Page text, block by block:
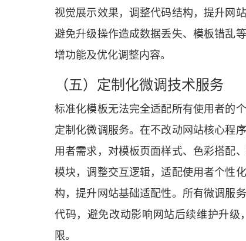
视觉展示效果，调整代码结构，提升网
避免升级操作造成数据丢失、模板错乱
增功能及优化调整内容。
（五）定制化微调技术服务
标准化模板无法完全适配所有使用者的
定制化微调服务。在不改动网站核心程
用者需求，对模板页面样式、色彩搭配
模块，调整交互逻辑，适配使用者个性
构，提升网站基础适配性。所有微调服
代码，避免改动影响网站后续维护升
限。